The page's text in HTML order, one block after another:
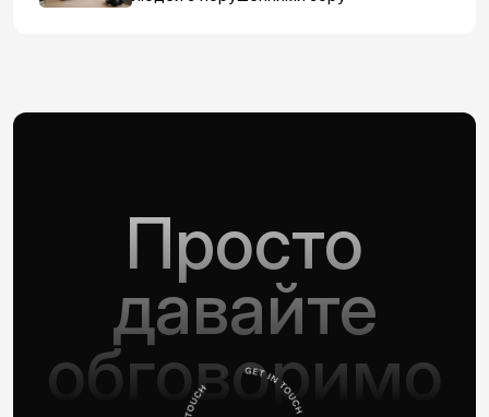
Просто
давайте
обговоримо